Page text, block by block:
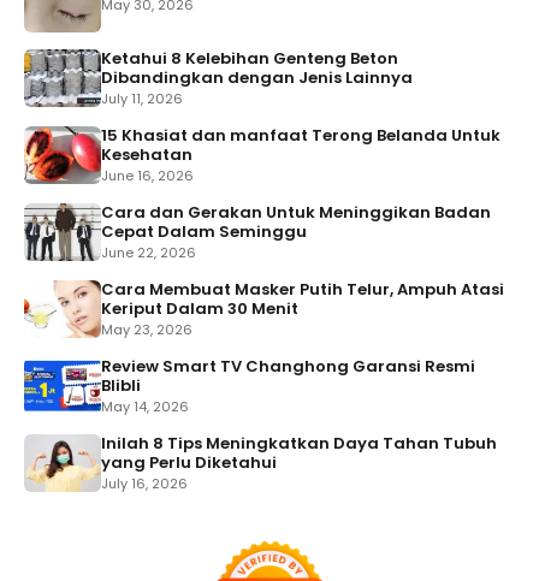
May 30, 2026
Ketahui 8 Kelebihan Genteng Beton
Dibandingkan dengan Jenis Lainnya
July 11, 2026
15 Khasiat dan manfaat Terong Belanda Untuk
Kesehatan
June 16, 2026
Cara dan Gerakan Untuk Meninggikan Badan
Cepat Dalam Seminggu
June 22, 2026
Cara Membuat Masker Putih Telur, Ampuh Atasi
Keriput Dalam 30 Menit
May 23, 2026
Review Smart TV Changhong Garansi Resmi
Blibli
May 14, 2026
Inilah 8 Tips Meningkatkan Daya Tahan Tubuh
yang Perlu Diketahui
July 16, 2026